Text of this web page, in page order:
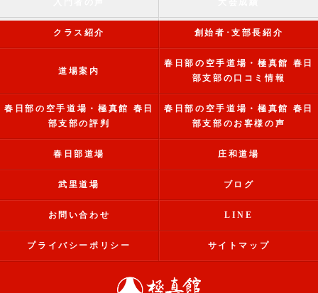
クラス紹介 創始者･支部長紹介
道場案内
春日部の空手道場・極真館 春日
部支部の口コミ情報
春日部の空手道場・極真館 春日
部支部の評判
春日部の空手道場・極真館 春日
部支部のお客様の声
春日部道場 庄和道場
武里道場 ブログ
お問い合わせ LINE
プライバシーポリシー サイトマップ